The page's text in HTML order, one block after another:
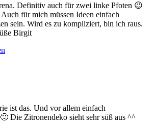
Definitiv auch für zwei linke Pfoten 😉
Auch für mich müssen Ideen einfach
sein. Wird es zu kompliziert, bin ich raus.
Birgit
ist das. Und vor allem einfach
Die Zitronendeko sieht sehr süß aus ^^